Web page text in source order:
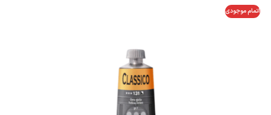
اتمام موجودی